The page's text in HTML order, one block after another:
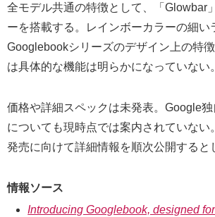
全モデル共通の特徴として、「Glowbar
ーを搭載する。レインボーカラーの細い
Googlebookシリーズのデザイン上の特
は具体的な機能は明らかになっていない。
価格や詳細スペックは未発表。Google
についても現時点では案内されていない
発売に向けて詳細情報を順次公開すると
情報ソース
Introducing Googlebook, designed